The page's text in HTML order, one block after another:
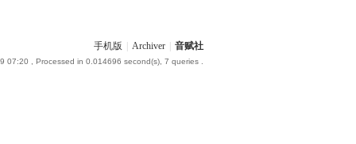
手机版 Archiver 音赋社
07:20 , Processed in 0.014696 second(s), 7 queries .